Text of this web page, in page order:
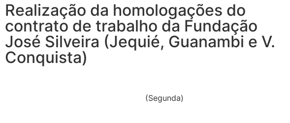
Realização da homologações do
contrato de trabalho da Fundação
José Silveira (Jequié, Guanambi e V.
Conquista)
(Segunda)